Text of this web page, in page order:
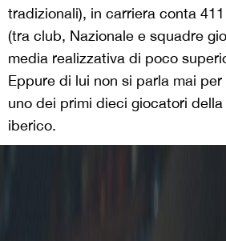
tradizionali), in carriera conta
(tra club, Nazionale e squadre
media realizzativa di poco
Eppure di lui non si parla mai
uno dei primi dieci giocatori
iberico.